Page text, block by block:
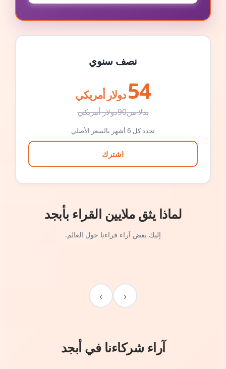
نصف سنوي
54 دولار أمريكي
بدلا من90دولار أمريكي
تجدد كل 6 أشهر بالسعر الأصلي
اشترك
لماذا يثق ملايين القراء بأبجد
إليك بعض آراء قراءنا حول العالم.
‹
›
آراء شركاءنا في أبجد